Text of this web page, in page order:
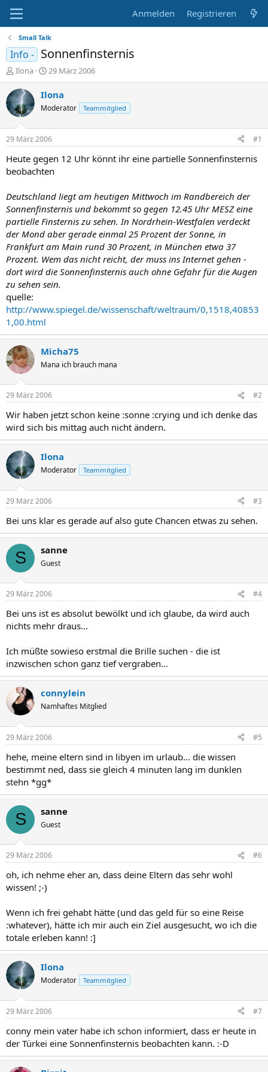
Anmelden Registrieren
Small Talk
Info - Sonnenfinsternis
E
r
s
t
e
e
r
Ilona
E
r
s
e
l
t
a
29 März 2006
Ilona
Moderator Teammitglied
29 März 2006 #1
Heute gegen 12 Uhr könnt ihr eine partielle Sonnenfinsternis
beobachten
Deutschland liegt am heutigen Mittwoch im Randbereich der
Sonnenfinsternis und bekommt so gegen 12.45 Uhr MESZ eine
partielle Finsternis zu sehen. In Nordrhein-Westfalen verdeckt
der Mond aber gerade einmal 25 Prozent der Sonne, in
Frankfurt am Main rund 30 Prozent, in München etwa 37
Prozent. Wem das nicht reicht, der muss ins Internet gehen -
dort wird die Sonnenfinsternis auch ohne Gefahr für die Augen
zu sehen sein.
quelle:
http://www.spiegel.de/wissenschaft/weltraum/0,1518,40853
1,00.html
Micha75
Mana ich brauch mana
29 März 2006 #2
Wir haben jetzt schon keine :sonne :crying und ich denke das
wird sich bis mittag auch nicht ändern.
Ilona
Moderator Teammitglied
29 März 2006 #3
Bei uns klar es gerade auf also gute Chancen etwas zu sehen.
S sanne
Guest
29 März 2006 #4
Bei uns ist es absolut bewölkt und ich glaube, da wird auch
nichts mehr draus...
Ich müßte sowieso erstmal die Brille suchen - die ist
inzwischen schon ganz tief vergraben...
connylein
Namhaftes Mitglied
29 März 2006 #5
hehe, meine eltern sind in libyen im urlaub... die wissen
bestimmt ned, dass sie gleich 4 minuten lang im dunklen
stehn *gg*
S sanne
Guest
29 März 2006 #6
oh, ich nehme eher an, dass deine Eltern das sehr wohl
wissen! ;-)
Wenn ich frei gehabt hätte (und das geld für so eine Reise
:whatever), hätte ich mir auch ein Ziel ausgesucht, wo ich die
totale erleben kann! :]
Ilona
Moderator Teammitglied
29 März 2006 #7
conny mein vater habe ich schon informiert, dass er heute in
der Türkei eine Sonnenfinsternis beobachten kann. :-D